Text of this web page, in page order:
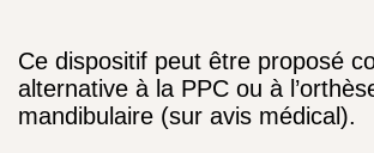
Ce dispositif peut être proposé
alternative à la PPC ou à
mandibulaire (sur avis médical).